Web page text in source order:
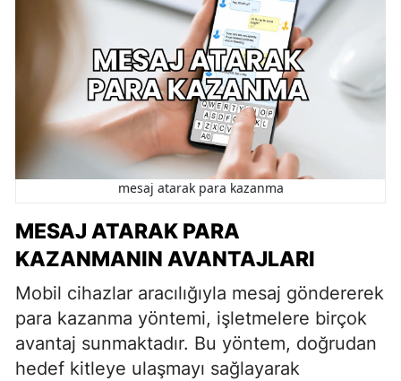
mesaj atarak para kazanma
MESAJ ATARAK PARA
KAZANMANIN AVANTAJLARI
Mobil cihazlar aracılığıyla mesaj göndererek
para kazanma yöntemi, işletmelere birçok
avantaj sunmaktadır. Bu yöntem, doğrudan
hedef kitleye ulaşmayı sağlayarak